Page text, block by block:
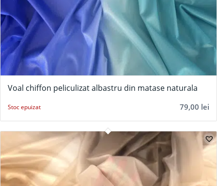
Voal chiffon peliculizat albastru din matase naturala
79,00 lei
Stoc epuizat